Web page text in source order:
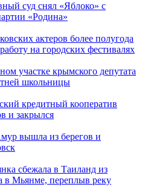
суд снял «Яблоко» с
«Родина»
актеров более полугода
на городских фестивалях
участке крымского депутата
школьницы
кредитный кооператив
и закрылся
вышла из берегов и
сбежала в Таиланд из
в Мьянме, переплыв реку